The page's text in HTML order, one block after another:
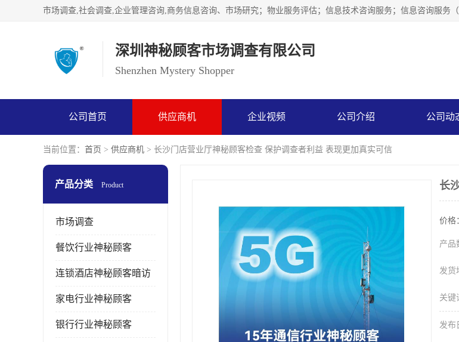
深圳神秘顾客市场调查有限公司
Shenzhen Mystery Shopper
公司首页 供应商机 企业视频 公司介绍 公司动
当前位置： 首页 > 供应商机 > 长沙门店营业厅神秘顾客检查 保护调查者利益 表现更加真实可信
产品分类 Product
市场调查
餐饮行业神秘顾客
连锁酒店神秘顾客暗访
家电行业神秘顾客
银行行业神秘顾客
长
价格
产品
发货
关键
发布